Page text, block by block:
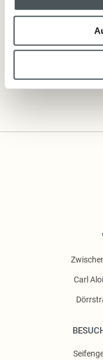
Wohlergehen bis ins hohe
Minze stark und klar,
Carl